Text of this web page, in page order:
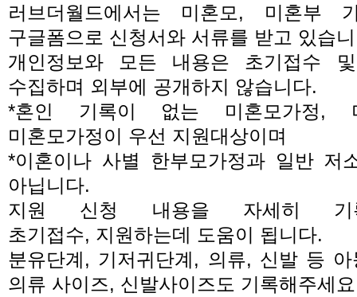
러브더월드에서는 미혼모 , 미혼부
구글폼으로 신청서와 서류를 받고 있습
개인정보와 모든 내용은 초기접수
수집하며 외부에 공개하지 않습니다.
*혼인 기록이 없는 미혼모가정,
미혼모가정이 우선 지원대상이며
*이혼이나 사별 한부모가정과 일반 저
아닙니다.
지원 신청 내용을 자세히 기
초기접수, 지원하는데 도움이 됩니다.
분유단계 , 기저귀단계 , 의류, 신발 등 아
의류 사이즈, 신발사이즈도 기록해주세요